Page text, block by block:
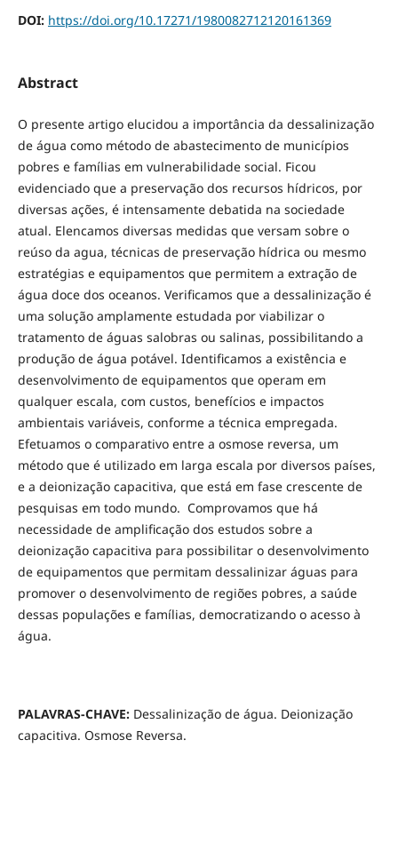
DOI: https://doi.org/10.17271/1980082712120161369
Abstract
O presente artigo elucidou a importância da dessalinização
de água como método de abastecimento de municípios
pobres e famílias em vulnerabilidade social. Ficou
evidenciado que a preservação dos recursos hídricos, por
diversas ações, é intensamente debatida na sociedade
atual. Elencamos diversas medidas que versam sobre o
reúso da agua, técnicas de preservação hídrica ou mesmo
estratégias e equipamentos que permitem a extração de
água doce dos oceanos. Verificamos que a dessalinização é
uma solução amplamente estudada por viabilizar o
tratamento de águas salobras ou salinas, possibilitando a
produção de água potável. Identificamos a existência e
desenvolvimento de equipamentos que operam em
qualquer escala, com custos, benefícios e impactos
ambientais variáveis, conforme a técnica empregada.
Efetuamos o comparativo entre a osmose reversa, um
método que é utilizado em larga escala por diversos países,
e a deionização capacitiva, que está em fase crescente de
pesquisas em todo mundo. Comprovamos que há
necessidade de amplificação dos estudos sobre a
deionização capacitiva para possibilitar o desenvolvimento
de equipamentos que permitam dessalinizar águas para
promover o desenvolvimento de regiões pobres, a saúde
dessas populações e famílias, democratizando o acesso à
água.
PALAVRAS-CHAVE: Dessalinização de água. Deionização
capacitiva. Osmose Reversa.